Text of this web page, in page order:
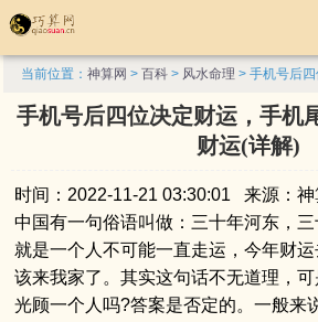
当前位置：神算网 >百科 > 风水命理 > 手机号后
数字旺财运(详解)
手机号后四位决定财运，手机
财运(详解)
时间：2022-11-21 03:30:01 来源：神
中国有一句俗语叫做：三十年河东，
就是一个人不可能一直走运，今年财
该来我家了。其实这句话不无道理，
光顾一个人吗?答案是否定的。一般来